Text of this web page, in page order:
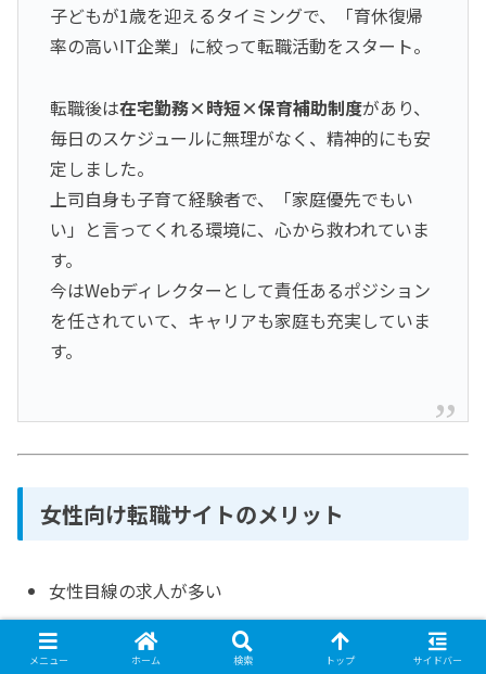
子どもが1歳を迎えるタイミングで、「育休復帰
率の高いIT企業」に絞って転職活動をスタート。
転職後は在宅勤務×時短×保育補助制度があり、
毎日のスケジュールに無理がなく、精神的にも安
定しました。
上司自身も子育て経験者で、「家庭優先でもい
い」と言ってくれる環境に、心から救われていま
す。
今はWebディレクターとして責任あるポジション
を任されていて、キャリアも家庭も充実していま
す。
女性向け転職サイトのメリット
女性目線の求人が多い
育児中や将来出産を視野に入れたサポートがある
メニュー ホーム 検索 トップ サイドバー